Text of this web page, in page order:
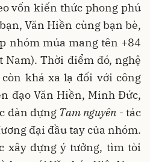
vốn kiến thức phong phú
Văn Hiền cùng bạn bè,
nhóm múa mang tên +84
Nam). Thời điểm đó, nghệ
còn khá xa lạ đối với công
đạo Văn Hiền, Minh Đức,
dàn dựng Tam nguyên - tác
đại đầu tay của nhóm.
xây dựng ý tưởng, tìm tòi